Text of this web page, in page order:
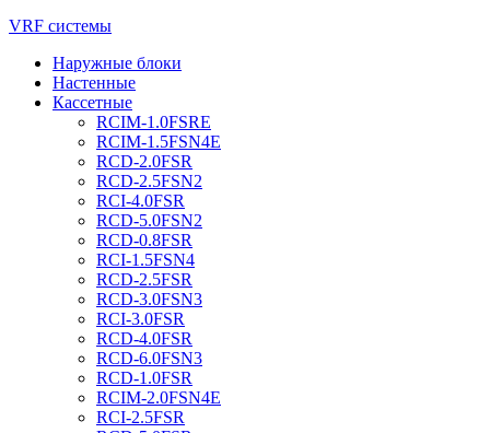
VRF системы
Наружные блоки
Настенные
Кассетные
RCIM-1.0FSRE
RCIM-1.5FSN4E
RCD-2.0FSR
RCD-2.5FSN2
RCI-4.0FSR
RCD-5.0FSN2
RCD-0.8FSR
RCI-1.5FSN4
RCD-2.5FSR
RCD-3.0FSN3
RCI-3.0FSR
RCD-4.0FSR
RCD-6.0FSN3
RCD-1.0FSR
RCIM-2.0FSN4E
RCI-2.5FSR